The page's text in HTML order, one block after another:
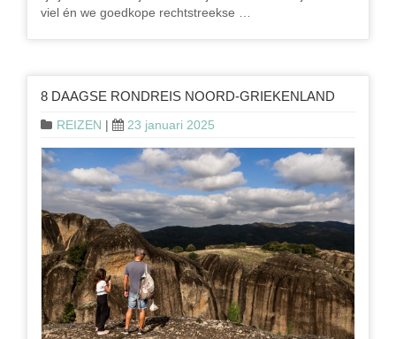
viel én we goedkope rechtstreekse …
8 DAAGSE RONDREIS NOORD-GRIEKENLAND
REIZEN | 23 januari 2025